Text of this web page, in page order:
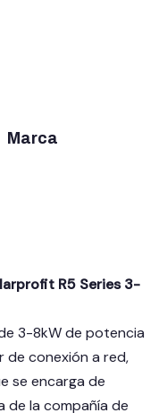
Marca
R5 Series 3-
3-8kW de potencia
de conexión a red,
se encarga de
de la compañía de